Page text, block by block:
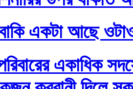
একটা আছে
একাধিক